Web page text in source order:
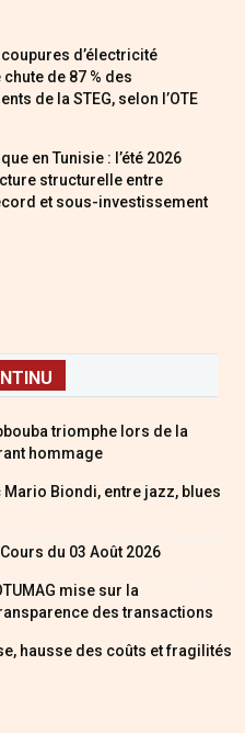
d’électricité
de 87 % des
de la STEG, selon l’OTE
en Tunisie : l’été 2026
structurelle entre
et sous-investissement
triomphe lors de la
hommage
Mario Biondi, entre jazz, blues
du 03 Août 2026
mise sur la
des transactions
hausse des coûts et fragilités